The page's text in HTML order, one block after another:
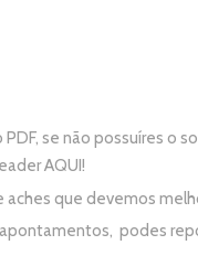
se não possuíres o
AQUI!
aches que devemos
podes